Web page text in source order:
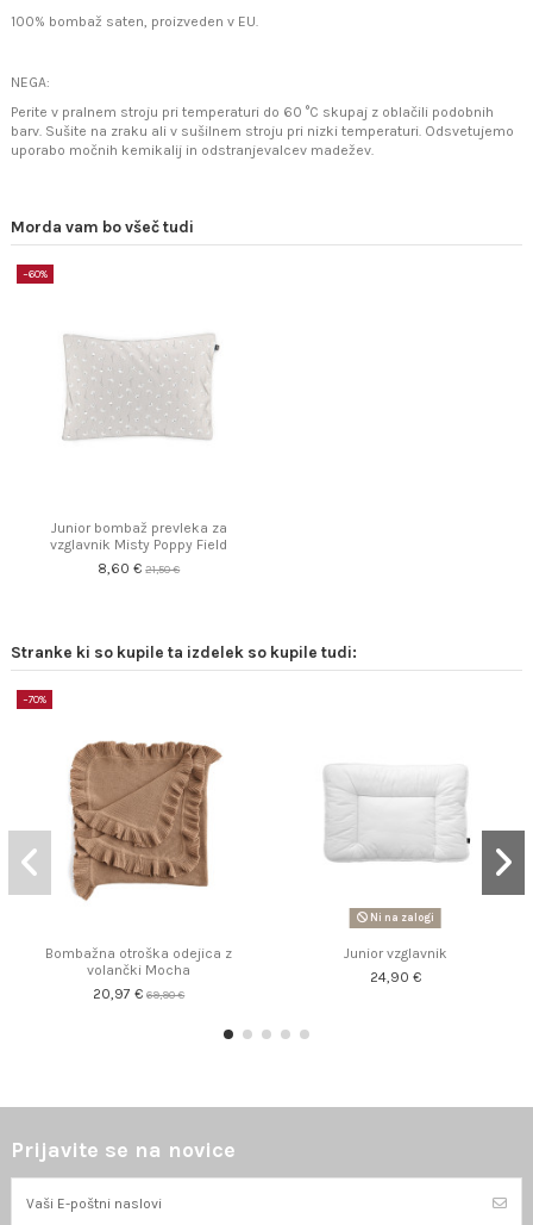
100% bombaž saten, proizveden v EU.
NEGA:
Perite v pralnem stroju pri temperaturi do 60 °C skupaj z oblačili podobnih
barv. Sušite na zraku ali v sušilnem stroju pri nizki temperaturi. Odsvetujemo
uporabo močnih kemikalij in odstranjevalcev madežev.
Morda vam bo všeč tudi
−60%
Junior bombaž prevleka za
vzglavnik Misty Poppy Field
8,60 €21,50 €
Stranke ki so kupile ta izdelek so kupile tudi:
−70%
Bombažna otroška odejica z
volančki Mocha
20,97 €69,90 €
Ni na zalogi
Junior vzglavnik
24,90 €
Prijavite se na novice